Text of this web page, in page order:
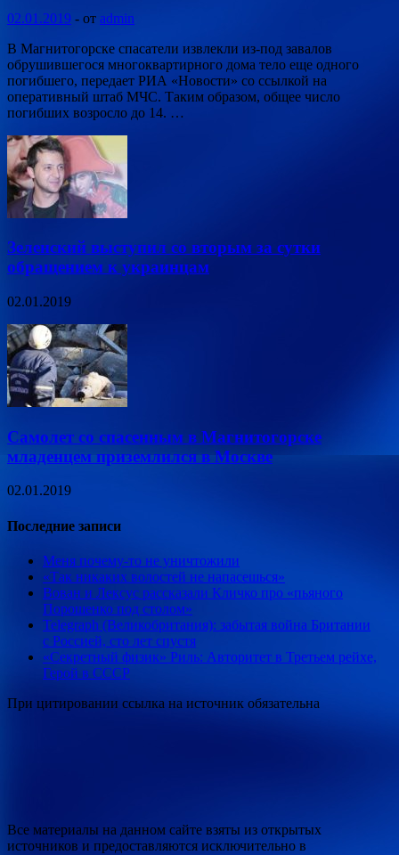
02.01.2019 - от admin
В Магнитогорске спасатели извлекли из-под завалов
обрушившегося многоквартирного дома тело еще одного
погибшего, передает РИА «Новости» со ссылкой на
оперативный штаб МЧС. Таким образом, общее число
погибших возросло до 14. …
Зеленский выступил со вторым за сутки
обращением к украинцам
02.01.2019
Самолет со спасенным в Магнитогорске
младенцем приземлился в Москве
02.01.2019
Последние записи
Меня почему-то не уничтожили
«Так никаких волостей не напасешься»
Вован и Лексус рассказали Кличко про «пьяного
Порошенко под столом»
Telegraph (Великобритания): забытая война Британии
с Россией, сто лет спустя
«Секретный физик» Риль: Авторитет в Третьем рейхе,
Герой в СССР
При цитировании ссылка на источник обязательна
Все материалы на данном сайте взяты из открытых
источников и предоставляются исключительно в